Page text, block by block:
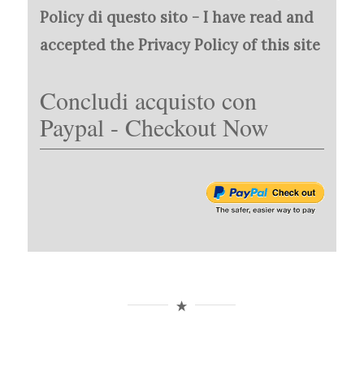
Policy di questo sito - I have read and
accepted the Privacy Policy of this site
Concludi acquisto con
Paypal - Checkout Now